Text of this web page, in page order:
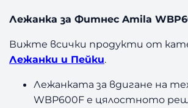
Ф
т
н
Лежанка за Фитнес Amila
Вижте всички продукти от
Лежанки и Пейки.
Лежанката за вдигане на
WBP600F е цялостното